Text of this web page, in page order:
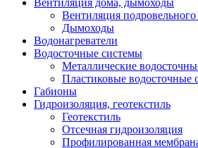
Вентиляция дома, дымоходы
Вентиляция подровельного
Дымоходы
Водонагреватели
Водосточные системы
Металлические
Пластиковые водосточные
Габионы
Гидроизоляция, геотекстиль
Геотекстиль
Отсечная гидроизоляция
Профилированная